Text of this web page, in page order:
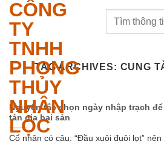
Skip
content
CÔNG
TY
TNHH
PHONG
THỦY
NHÂN
LỘC
TAG ARCHIVES: CUNG
Nguyên tắc chọn ngày nhập trạch
tán gia bại sản
Cổ nhân có câu: “Đầu xuôi đuôi lọt”